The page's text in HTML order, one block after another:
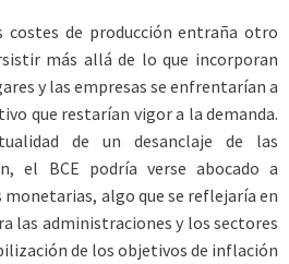
costes de producción entraña otro
más allá de lo que incorporan
y las empresas se enfrentarían a
que restarían vigor a la demanda.
de un desanclaje de las
el BCE podría verse abocado a
monetarias, algo que se reflejaría en
las administraciones y los sectores
de los objetivos de inflación